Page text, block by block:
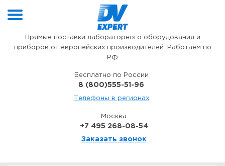
Прямые поставки лабораторного оборудования и
приборов от европейских производителей. Работаем по
РФ
Бесплатно по России
8 (800)555-51-96
Телефоны в регионах
Москва
+7 495 268-08-54
Заказать звонок